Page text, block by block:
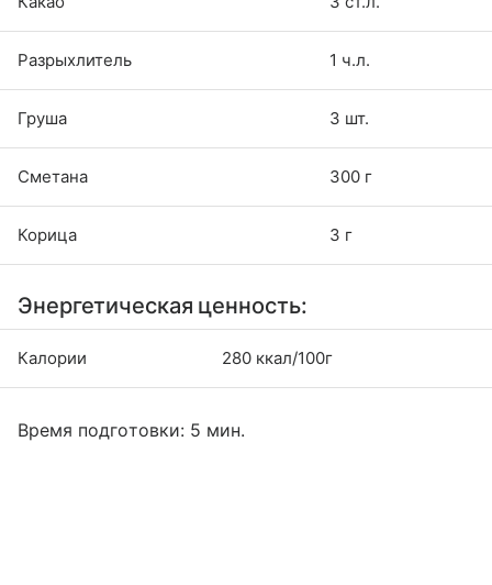
Разрыхлитель 1 ч.л.
Груша 3 шт.
Сметана 300 г
Корица 3 г
Энергетическая ценность:
Калории 280 ккал/100г
Время подготовки: 5 мин.